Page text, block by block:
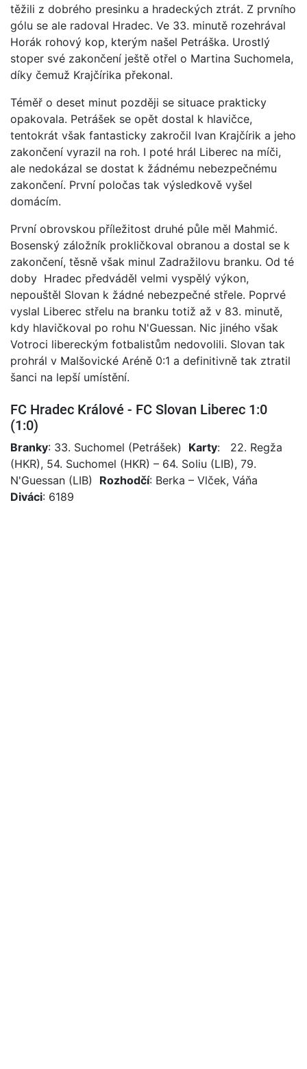
těžili z dobrého presinku a hradeckých ztrát. Z prvního
gólu se ale radoval Hradec. Ve 33. minutě rozehrával
Horák rohový kop, kterým našel Petráška. Urostlý
stoper své zakončení ještě otřel o Martina Suchomela,
díky čemuž Krajčírika překonal.
Téměř o deset minut později se situace prakticky
opakovala. Petrášek se opět dostal k hlavičce,
tentokrát však fantasticky zakročil Ivan Krajčírik a jeho
zakončení vyrazil na roh. I poté hrál Liberec na míči,
ale nedokázal se dostat k žádnému nebezpečnému
zakončení. První poločas tak výsledkově vyšel
domácím.
První obrovskou příležitost druhé půle měl Mahmić.
Bosenský záložník prokličkoval obranou a dostal se k
zakončení, těsně však minul Zadražilovu branku. Od té
doby Hradec předváděl velmi vyspělý výkon,
nepouštěl Slovan k žádné nebezpečné střele. Poprvé
vyslal Liberec střelu na branku totiž až v 83. minutě,
kdy hlavičkoval po rohu N'Guessan. Nic jiného však
Votroci libereckým fotbalistům nedovolili. Slovan tak
prohrál v Malšovické Aréně 0:1 a definitivně tak ztratil
šanci na lepší umístění.
FC Hradec Králové - FC Slovan Liberec 1:0
(1:0)
Branky: 33. Suchomel (Petrášek) Karty: 22. Regža
(HKR), 54. Suchomel (HKR) – 64. Soliu (LIB), 79.
N'Guessan (LIB) Rozhodčí: Berka – Vlček, Váňa
Diváci: 6189